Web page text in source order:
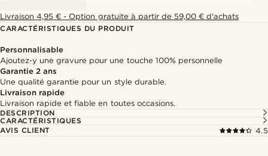
Livraison 4,95 € - Option gratuite à partir de 59,00 € d'achats
CARACTÉRISTIQUES DU PRODUIT
Personnalisable
Ajoutez-y une gravure pour une touche 100% personnelle
Garantie 2 ans
Une qualité garantie pour un style durable.
Livraison rapide
Livraison rapide et fiable en toutes occasions.
DESCRIPTION
CARACTÉRISTIQUES
AVIS CLIENT
4.5